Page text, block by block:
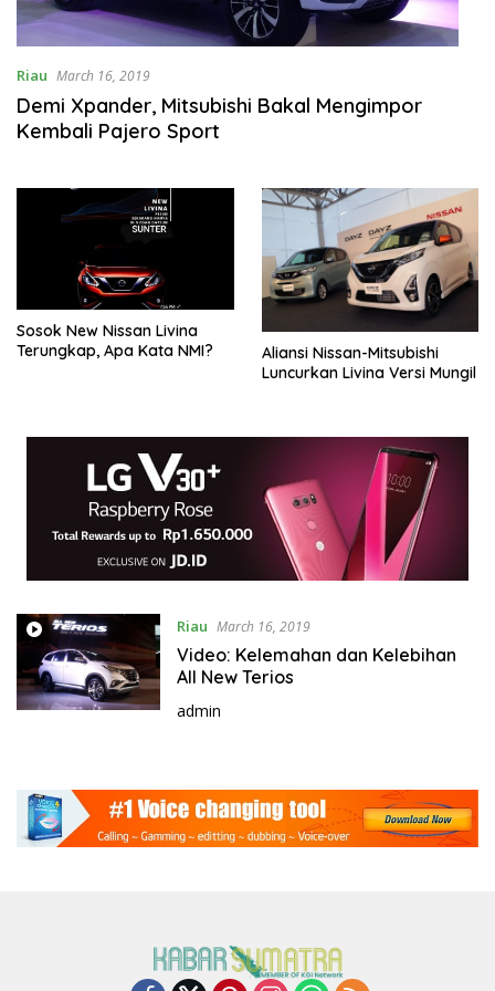
Riau March 16, 2019
Demi Xpander, Mitsubishi Bakal Mengimpor
Kembali Pajero Sport
Sosok New Nissan Livina
Terungkap, Apa Kata NMI?
Aliansi Nissan-Mitsubishi
Luncurkan Livina Versi Mungil
Riau March 16, 2019
Video: Kelemahan dan Kelebihan
All New Terios
admin